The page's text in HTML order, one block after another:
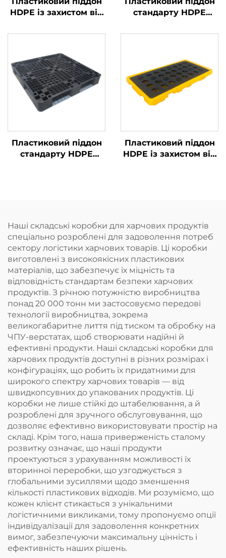
HDPE із захистом від
призначений для
бочок, вміщує 4
бочки по 200 л.
стандарту HDPE
1100 * 1100 мм,
1111, використовується
на заводах, у
супермаркетах для
штабелювання, на
стелажах та як
Пластиковий піддон
стандарту HDPE
супермаркетах для
штабелювання, на
стелажах та як
плоска основа.
Пластиковий піддон
HDPE із захистом від
Наші складські коробки для харчових продуктів
спеціально розроблені для задоволення потреб
сектору логістики харчових товарів. Ці коробки
виготовлені з високоякісних пластикових
матеріалів, що забезпечує їх міцність та
відповідність стандартам безпеки харчових
продуктів. З річною потужністю виробництва
понад 20 000 тонн ми застосовуємо передові
технології виробництва, зокрема
великогабаритне лиття під тиском та обробку на
ЧПУ-верстатах, щоб створювати надійні й
ефективні продукти. Наші складські коробки для
харчових продуктів доступні в різних розмірах і
конфігураціях, що робить їх придатними для
широкого спектру харчових товарів — від
швидкопсувних до упакованих продуктів. Ці
коробки не лише стійкі до штабелювання, а й
розроблені для зручного обслуговування, що
дозволяє ефективно використовувати простір на
складі. Крім того, наша приверженість сталому
розвитку означає, що наші продукти
проектуються з урахуванням можливості їх
вторинної переробки, що узгоджується з
глобальними зусиллями щодо зменшення
кількості пластикових відходів. Ми розуміємо, що
кожен клієнт стикається з унікальними
логістичними викликами, тому пропонуємо опції
індивідуалізації для задоволення конкретних
вимог, забезпечуючи максимальну цінність і
ефективність наших рішень.